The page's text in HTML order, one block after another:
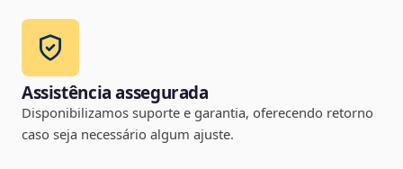
Assistência assegurada
Disponibilizamos suporte e garantia, oferecendo retorno
caso seja necessário algum ajuste.